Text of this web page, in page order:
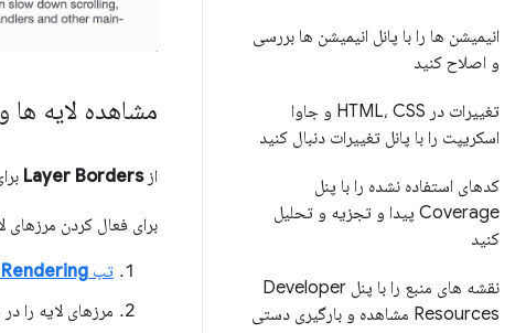
انیمیشن ها را با پانل انیمیشن ها بررسی
و اصلاح کنید
تغییرات در HTML، CSS و جاوا
اسکریپت را با پانل تغییرات دنبال کنید
کدهای استفاده نشده را با پنل
Coverage پیدا و تجزیه و تحلیل
کنید
نقشه های منبع را با پنل Developer
Resources مشاهده و بارگیری دستی
مشاهده لایه ها
ازLayer Borders
برای فعال کردن مرزهای
تب Rendering
مرزهای لایه را